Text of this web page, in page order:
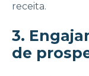
receita.
3.
de